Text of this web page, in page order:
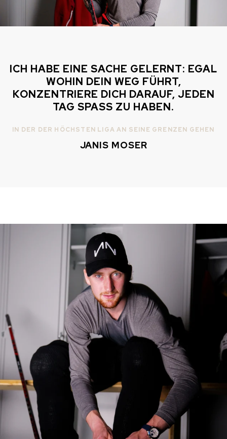
AUF LAGER
EDITION
41mm
NICHT AUF LAGER
WILD ONE SKELETON
42mm
ICH HABE EINE SACHE GELERNT: EGAL
WOHIN DEIN WEG FÜHRT,
KONZENTRIERE DICH DARAUF, JEDEN
TAG SPASS ZU HABEN.
IN DER DER HÖCHSTEN LIGA AN SEINE GRENZEN GEHEN
JANIS MOSER